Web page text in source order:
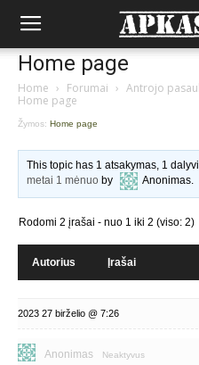
Home page
Home › Forumai › Antrojo
Home page
Žymos: Home page
This topic has 1 atsakymas, 1
metai 1 mėnuo by Anonimas.
Rodomi 2 įrašai - nuo 1 iki 2 (viso: 2)
Autorius Įrašai
2023 27 birželio @ 7:26
Anonimas Neaktyvus